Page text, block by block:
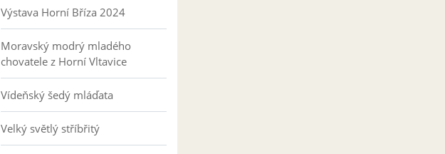
Výstava Horní Bříza 2024
Moravský modrý mladého
chovatele z Horní Vltavice
Vídeňský šedý mláďata
Velký světlý stříbřitý